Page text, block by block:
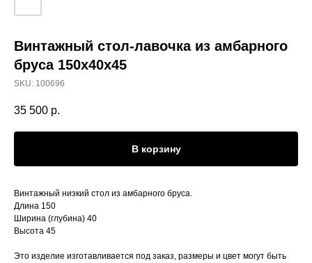
Винтажный стол-лавочка из амбарного
бруса 150x40x45
SKU: 100696
35 500 р.
В корзину
Винтажный низкий стол из амбарного бруса.
Длина 150
Ширина (глубина) 40
Высота 45
Это изделие изготавливается под заказ, размеры и цвет могут быть